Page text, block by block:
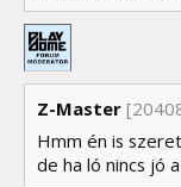
Z-Master
Hmm én is
de ha ló nincs jó